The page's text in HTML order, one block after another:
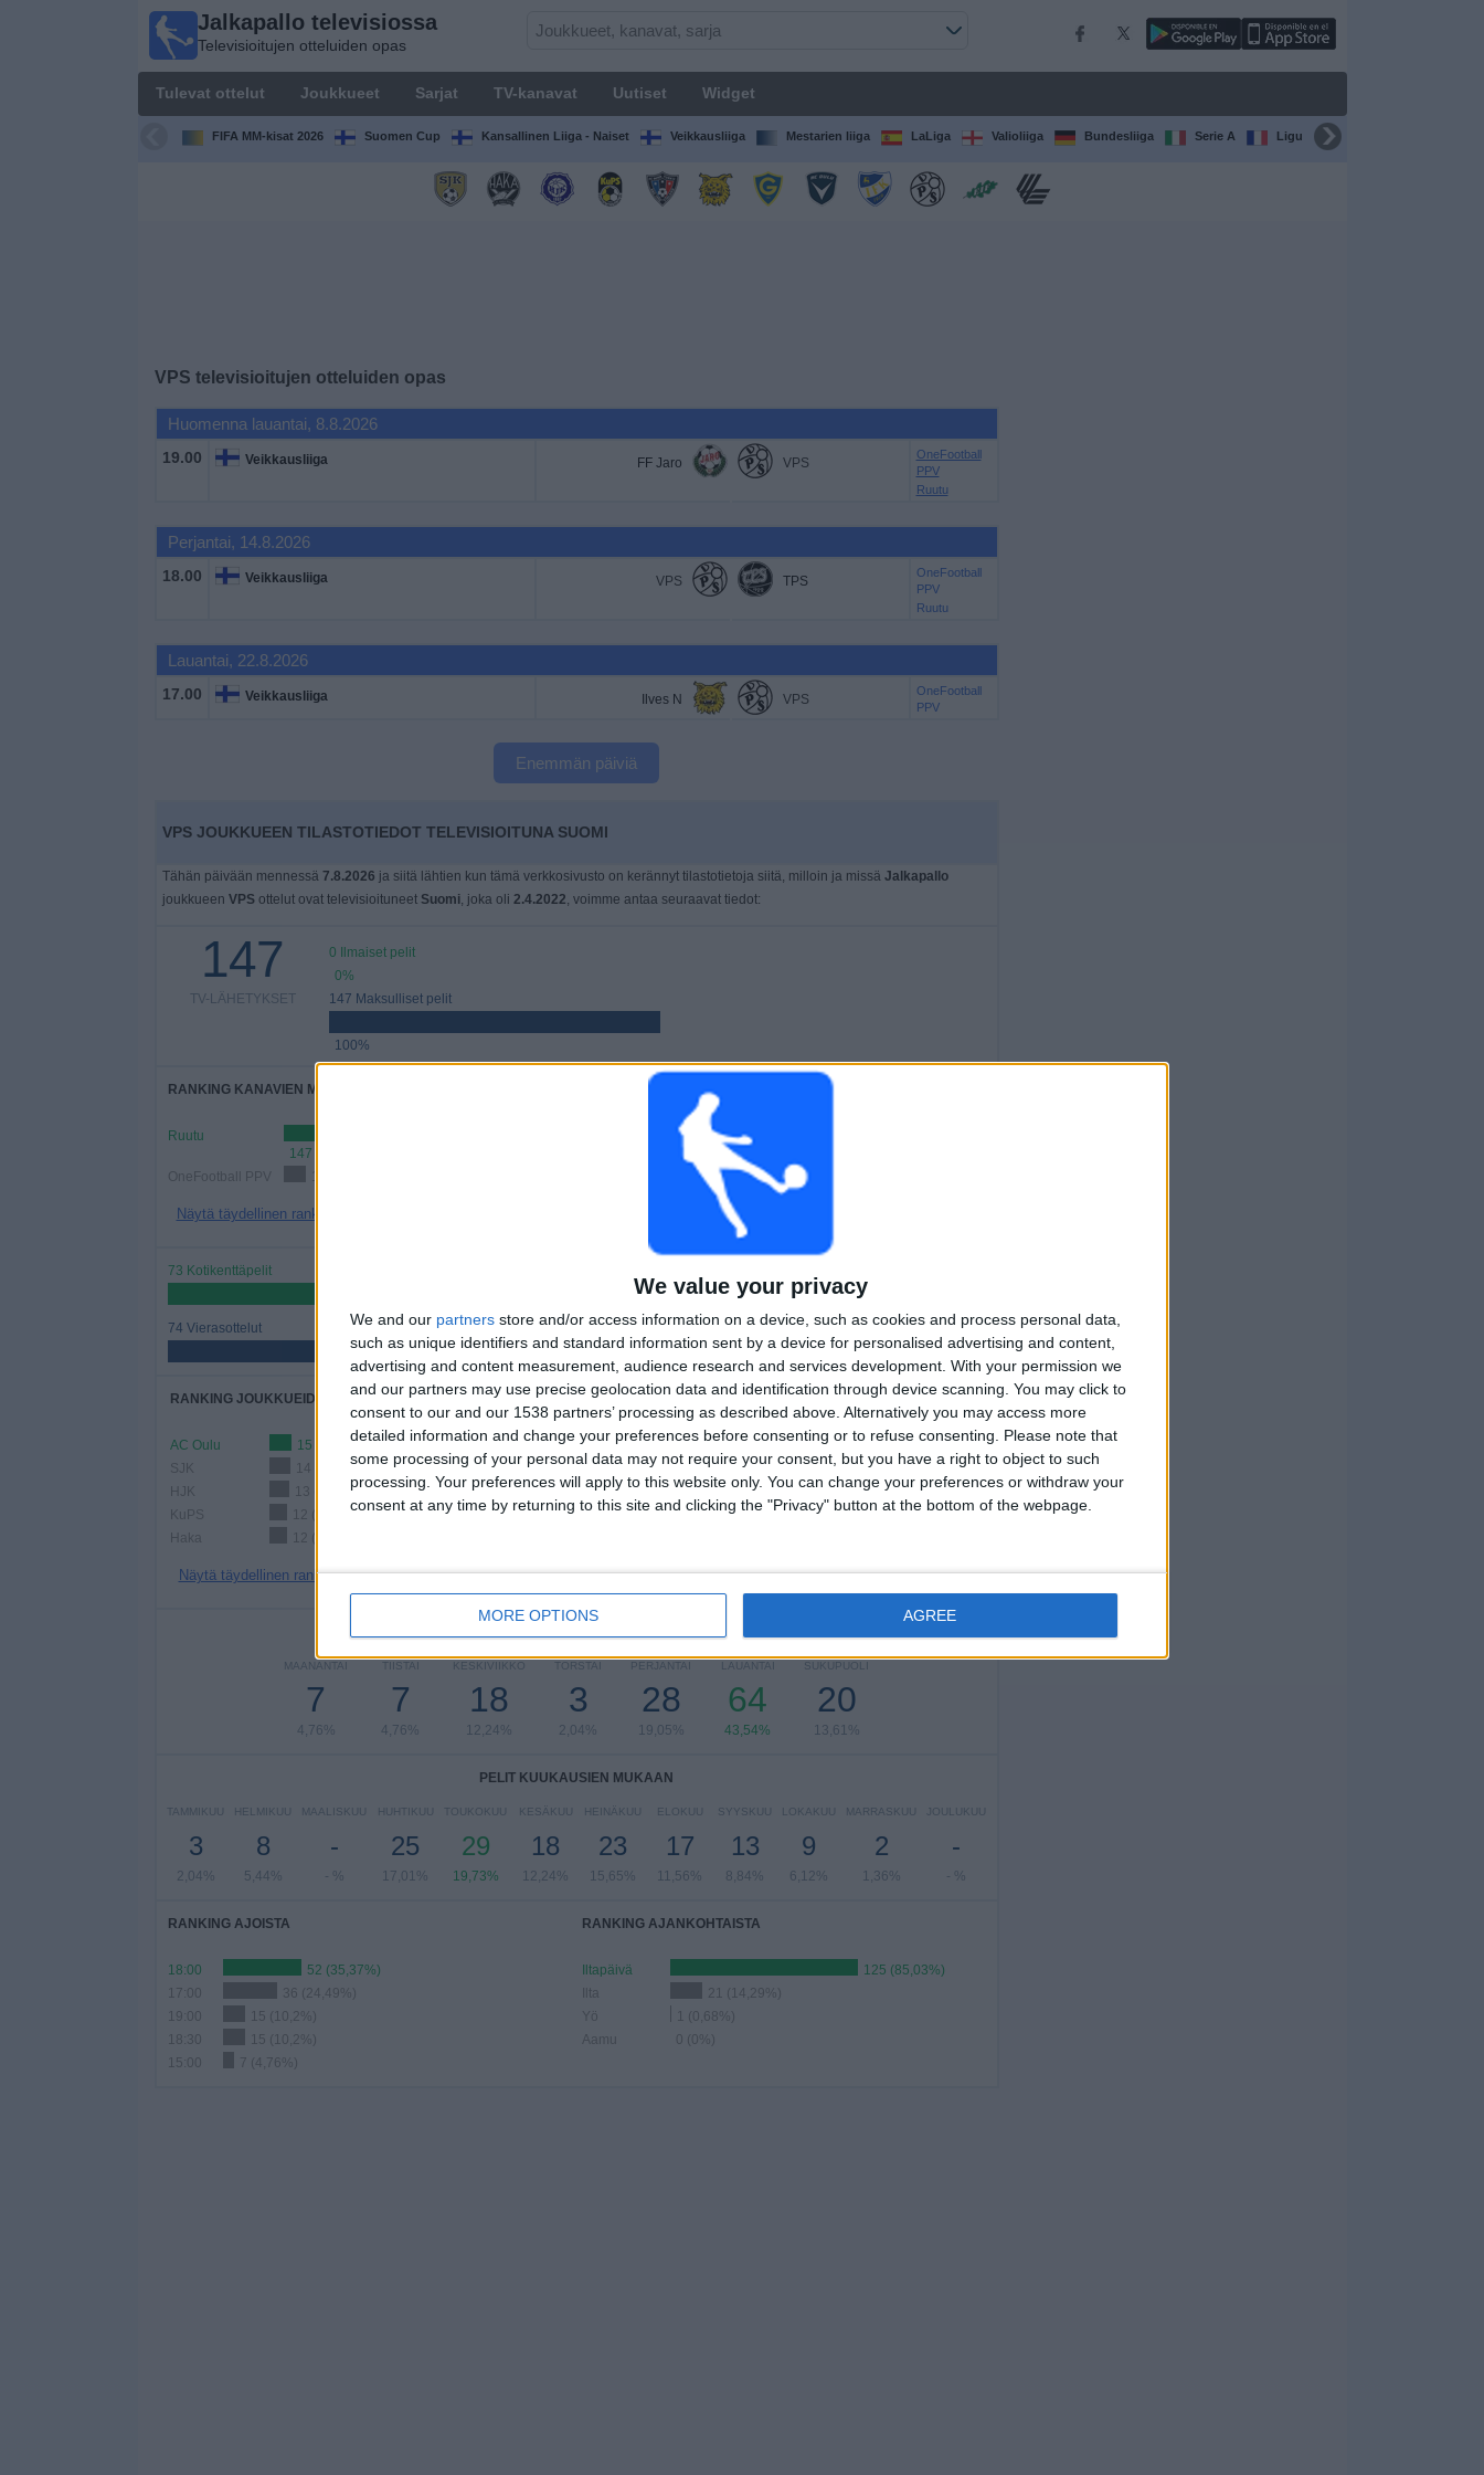
We value your privacy
We and our partners store and/or access information on a device, such as cookies and process personal data,
such as unique identifiers and standard information sent by a device for personalised advertising and content,
advertising and content measurement, audience research and services development. With your permission we
and our partners may use precise geolocation data and identification through device scanning. You may click to
consent to our and our 1538 partners’ processing as described above. Alternatively you may access more
detailed information and change your preferences before consenting or to refuse consenting.
Please note that
some processing of your personal data may not require your consent, but you have a right to object to such
processing. Your preferences will apply to this website only. You can change your preferences or withdraw your
consent at any time by returning to this site and clicking the "Privacy" button at the bottom of the webpage.
MORE OPTIONS AGREE
Jalkapallo televisiossa
Televisioitujen otteluiden opas
Tulevat ottelut Joukkueet Sarjat TV-kanavat Uutiset Widget
FIFA MM-kisat 2026 Suomen Cup Kansallinen Liiga - Naiset Veikkausliiga Mestarien liiga LaLiga Valioliiga Bundesliiga Serie A Ligue 1
VPS televisioitujen otteluiden opas
Huomenna lauantai, 8.8.2026
19.00 Veikkausliiga FF Jaro VPS
OneFootball
PPV
Ruutu
Perjantai, 14.8.2026
18.00 Veikkausliiga VPS TPS
OneFootball
PPV
Ruutu
Lauantai, 22.8.2026
17.00 Veikkausliiga Ilves N VPS
OneFootball
PPV
Enemmän päiviä
VPS JOUKKUEEN TILASTOTIEDOT TELEVISIOITUNA SUOMI
Tähän päivään mennessä 7.8.2026 ja siitä lähtien kun tämä verkkosivusto on kerännyt tilastotietoja siitä, milloin ja missä Jalkapallo
joukkueen VPSottelut ovat televisioituneet Suomi, joka oli 2.4.2022, voimme antaa seuraavat tiedot:
147
TV-LÄHETYKSET
0 Ilmaiset pelit
0%
147 Maksulliset pelit
100%
RANKING KANAVIEN MUKAAN
Ruutu
147 (100%)
OneFootball PPV
Näytä täydellinen ranking
1587
ILMAISETTOMIA
PELIT
147
PERÄKKÄISET
MAKSUPELIT
73 Kotikenttäpelit
74 Vierasottelut
50,34%
24
VASTUSTAJAT
MAKSIMI
15
VS AC Oulu
YHTEENSÄ
3
KILPAILUT
RANKING JOUKKUEIDEN MUKAAN
AC Oulu
15 (10,2%)
SJK
14 (9,52%)
HJK
13 (8,84%)
KuPS
12 (8,16%)
Haka
12 (8,16%)
Näytä täydellinen ranking
RANKING KILPAILUJEN MUKAAN
Veikkausliiga
122 (82,99%)
Suomen Cup
14 (9,52%)
Liigacup
11 (7,48%)
MAANANTAI
7
4,76%
TIISTAI
7
4,76%
KESKIVIIKKO
18
12,24%
TORSTAI
3
2,04%
PERJANTAI
28
19,05%
LAUANTAI
64
43,54%
SUKUPUOLI
20
13,61%
PELIT KUUKAUSIEN MUKAAN
TAMMIKUU
3
2,04%
HELMIKUU
8
5,44%
MAALISKUU
-
- %
HUHTIKUU
25
17,01%
TOUKOKUU
29
19,73%
KESÄKUU
18
12,24%
HEINÄKUU
23
15,65%
ELOKUU
17
11,56%
SYYSKUU
13
8,84%
LOKAKUU
9
6,12%
MARRASKUU
2
1,36%
JOULUKUU
-
- %
RANKING AJOISTA
18:00
52 (35,37%)
17:00
36 (24,49%)
19:00
15 (10,2%)
18:30
15 (10,2%)
15:00
7 (4,76%)
RANKING AJANKOHTAISTA
Iltapäivä
125 (85,03%)
Ilta
21 (14,29%)
Yö
1 (0,68%)
Aamu
0 (0%)
Jalkapallo
televisiossa
Televisioitujen
otteluiden opas